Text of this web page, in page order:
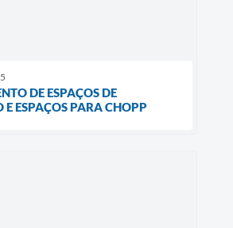
DE ESPAÇOS DE
ESPAÇOS PARA CHOPP